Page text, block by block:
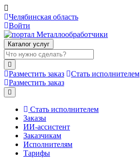
Челябинская область
Войти
Каталог услуг
Разместить заказ
Стать исполнителем
Разместить заказ
Стать исполнителем
Заказы
ИИ-ассистент
Заказчикам
Исполнителям
Тарифы